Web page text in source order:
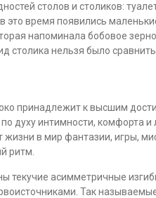
столов и столиков:
это время появились
напоминала бобовое
столика нельзя было
принадлежит к высшим
духу интимности, комфорта
жизни в мир фантазии, игры,
ритм.
текучие асимметричные
Так